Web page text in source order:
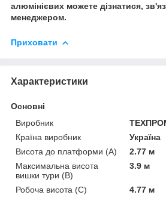
алюмінієвих можете дізнатися,
менеджером.
Приховати
Характеристики
Основні
Виробник
Країна виробник
Україна
Висота до платформи (А)
2.77 м
Максимальна висота
вишки тури (В)
3.9 м
Робоча висота (С)
4.77 м